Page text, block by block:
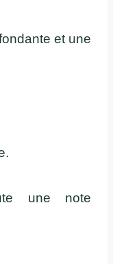
et une
une note